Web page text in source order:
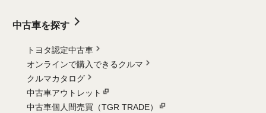
中古車を探す
トヨタ認定中古車
オンラインで購入できるクルマ
クルマカタログ
中古車アウトレット
中古車個人間売買（TGR TRADE）